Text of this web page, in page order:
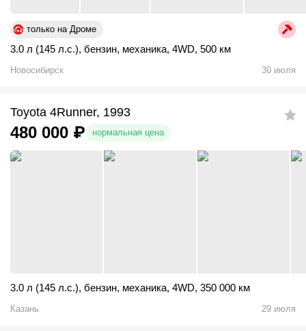
только на Дроме
3.0 л (145 л.с.), бензин, механика, 4WD, 500 км
Новосибирск 30 июля
Toyota 4Runner, 1993
480 000 ₽ нормальная цена
3.0 л (145 л.с.), бензин, механика, 4WD, 350 000 км
Казань 29 июля